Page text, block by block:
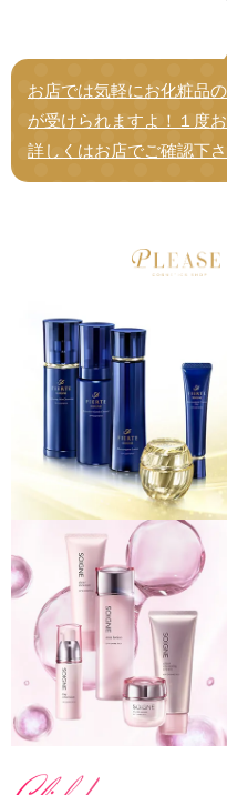
お店では気軽にお化粧品
が受けられますよ！１度
詳しくはお店でご確認下さ